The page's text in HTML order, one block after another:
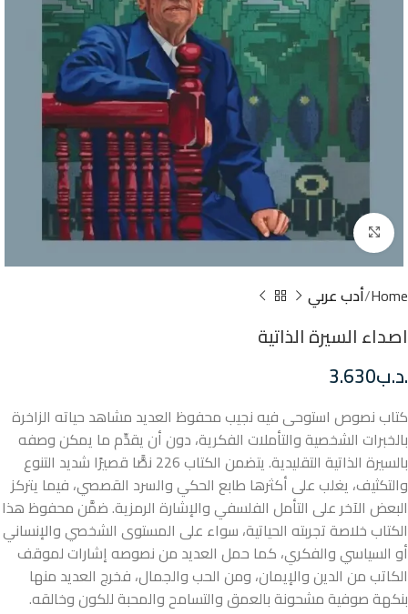
Click to enlarge
Home أدب عربي
اصداء السيرة الذاتية
.د.ب3.630
كتاب نصوص استوحى فيه نجيب محفوظ العديد مشاهد حياته الزاخرة
بالخبرات الشخصية والتأملات الفكرية، دون أن يقدِّم ما يمكن وصفه
بالسيرة الذاتية التقليدية. يتضمن الكتاب 226 نصًّا قصيرًا شديد التنوع
والتكثيف، يغلب على أكثرها طابع الحكي والسرد القصصي، فيما يتركز
البعض الآخر على التأمل الفلسفي والإشارة الرمزية. ضمَّن محفوظ هذا
الكتاب خلاصة تجربته الحياتية، سواء على المستوى الشخصي والإنساني
أو السياسي والفكري، كما حمل العديد من نصوصه إشارات لموقف
الكاتب من الدين والإيمان، ومن الحب والجمال، فخرج العديد منها
بنكهة صوفية مشحونة بالعمق والتسامح والمحبة للكون وخالقه.